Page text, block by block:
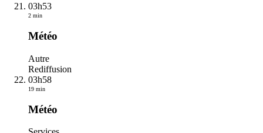
03h53
2 min
Météo
Autre
Rediffusion
03h58
19 min
Météo